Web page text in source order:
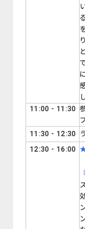
11:00 - 11:30
11:30 - 12:30
12:30 - 16:00